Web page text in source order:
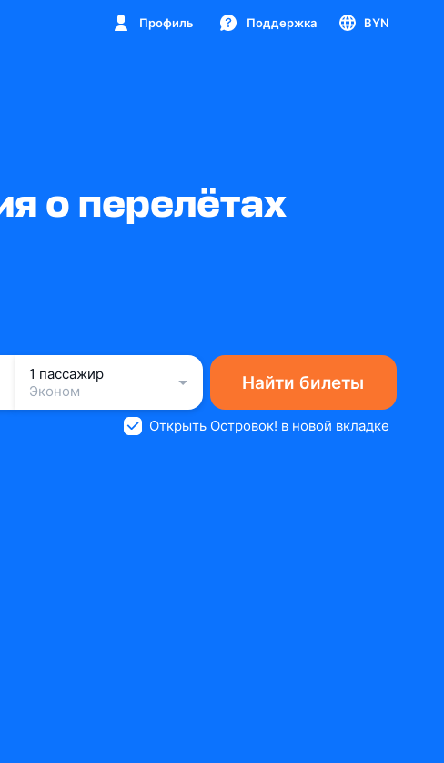
Профиль Поддержка BYN
о перелётах
1 пассажир
Эконом
Найти билеты
Открыть Островок! в новой вкладке